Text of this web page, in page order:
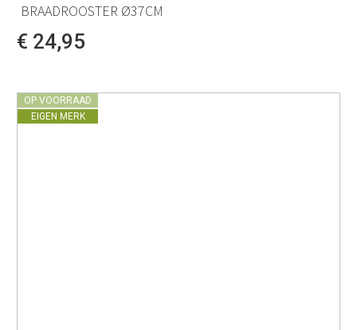
BRAADROOSTER Ø37CM
€ 24,95
OP VOORRAAD
EIGEN MERK